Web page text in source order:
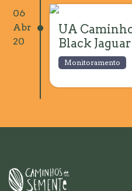
06
Abr
20
UA
Black Jaguar
Monitoramento